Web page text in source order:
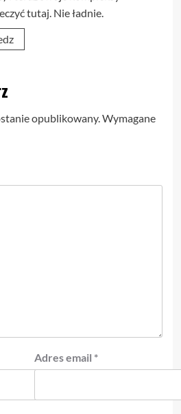
tutaj. Nie ładnie.
opublikowany.Wymagane
Adres email *